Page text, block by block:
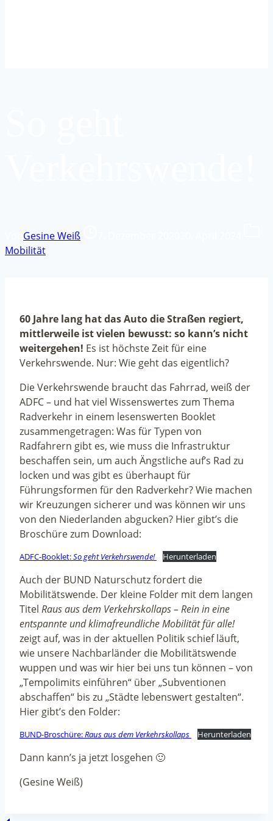
Gesine Weiß
Mobilität
60 Jahre lang hat das Auto die Straßen regiert,
mittlerweile ist vielen bewusst: so kann’s nicht
weitergehen! Es ist höchste Zeit für eine
Verkehrswende. Nur: Wie geht das eigentlich?
Die Verkehrswende braucht das Fahrrad, weiß der
ADFC – und hat viel Wissenswertes zum Thema
Radverkehr in einem lesenswerten Booklet
zusammengetragen: Was für Typen von
Radfahrern gibt es, wie muss die Infrastruktur
beschaffen sein, um auch Ängstliche auf’s Rad zu
locken und was gibt es überhaupt für
Führungsformen für den Radverkehr? Wie machen
wir Kreuzungen sicherer und was können wir uns
von den Niederlanden abgucken? Hier gibt’s die
Broschüre zum Download:
ADFC-Booklet:So geht Verkehrswende! Herunterladen
Auch der BUND Naturschutz fordert die
Mobilitätswende. Der kleine Folder mit dem langen
Titel Raus aus dem Verkehrskollaps– Rein in eine
entspannte und klimafreundliche Mobilität für alle!
zeigt auf, was in der aktuellen Politik schief läuft,
wie unsere Nachbarländer die Mobilitätswende
wuppen und was wir hier bei uns tun können – von
„Tempolimits einführen“ über „Subventionen
abschaffen“ bis zu „Städte lebenswert gestalten“.
Hier gibt’s den Folder:
BUND-Broschüre:Raus aus dem Verkehrskollaps Herunterladen
Dann kann’s ja jetzt losgehen 🙂
(Gesine Weiß)